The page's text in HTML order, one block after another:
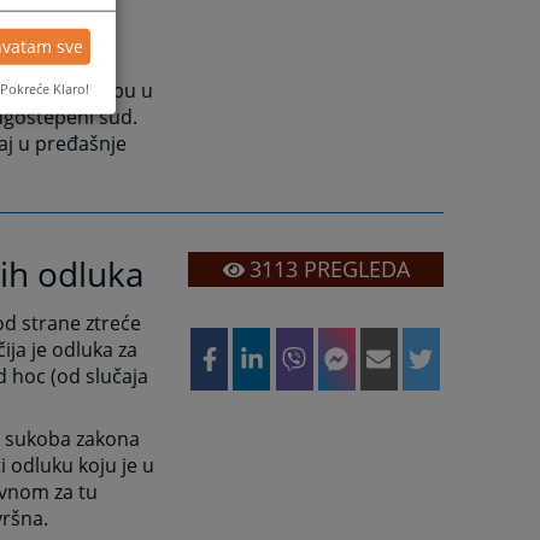
o
ovog
izjaviti žalbu u
sud.
u pređašnje
odluka
strane ztreće
je odluka za
hoc (od slučaja
zakona
odluku koju je u
za tu
3113PREGLEDA
sve
Pokreće Klaro!